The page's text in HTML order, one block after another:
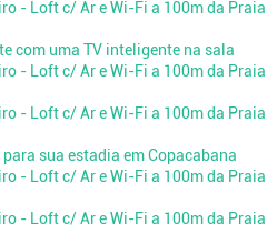
com uma TV inteligente na sala
sua estadia em Copacabana